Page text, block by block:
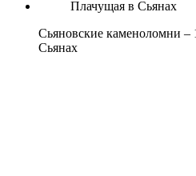
Сьяновские каменоломни
Сьянах